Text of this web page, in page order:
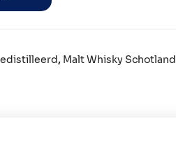
, Malt Whisky Schotland